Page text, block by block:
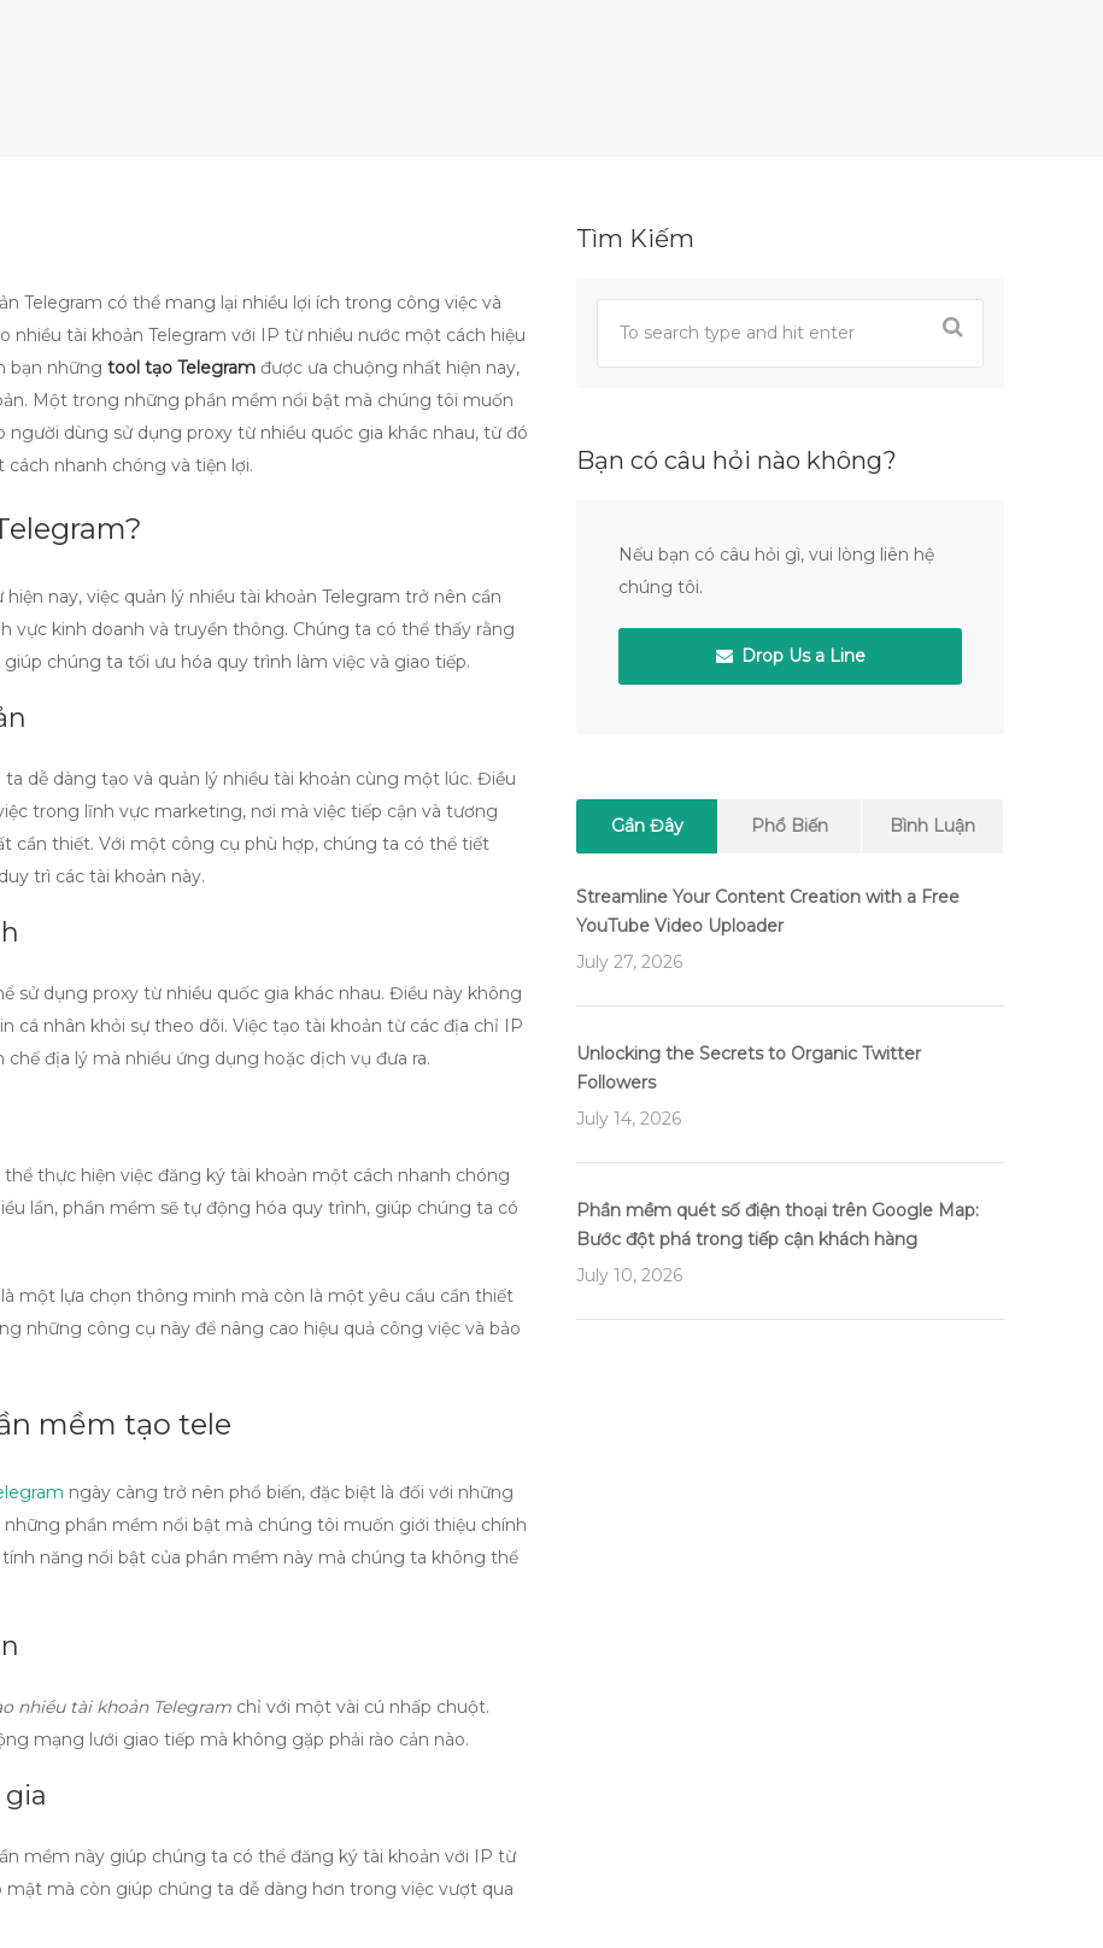
Telegram có thể mang lại nhiều lợi ích trong công việc và
nhiều tài khoản Telegram với IP từ nhiều nước một cách hiệu
bạn những tool tạo Telegram được ưa chuộng nhất hiện nay,
Một trong những phần mềm nổi bật mà chúng tôi muốn
người dùng sử dụng proxy từ nhiều quốc gia khác nhau, từ đó
nhanh chóng và tiện lợi.
nay, việc quản lý nhiều tài khoản Telegram trở nên cần
vực kinh doanh và truyền thông. Chúng ta có thể thấy rằng
chúng ta tối ưu hóa quy trình làm việc và giao tiếp.
dễ dàng tạo và quản lý nhiều tài khoản cùng một lúc. Điều
trong lĩnh vực marketing, nơi mà việc tiếp cận và tương
cần thiết. Với một công cụ phù hợp, chúng ta có thể tiết
trì các tài khoản này.
sử dụng proxy từ nhiều quốc gia khác nhau. Điều này không
cá nhân khỏi sự theo dõi. Việc tạo tài khoản từ các địa chỉ IP
địa lý mà nhiều ứng dụng hoặc dịch vụ đưa ra.
thể thực hiện việc đăng ký tài khoản một cách nhanh chóng
lần, phần mềm sẽ tự động hóa quy trình, giúp chúng ta có
một lựa chọn thông minh mà còn là một yêu cầu cần thiết
những công cụ này để nâng cao hiệu quả công việc và bảo
mềm tạo tele
ngày càng trở nên phổ biến, đặc biệt là đối với những
phần mềm nổi bật mà chúng tôi muốn giới thiệu chính
tính năng nổi bật của phần mềm này mà chúng ta không thể
nhiều tài khoản Telegram chỉ với một vài cú nhấp chuột.
mạng lưới giao tiếp mà không gặp phải rào cản nào.
mềm này giúp chúng ta có thể đăng ký tài khoản với IP từ
mà còn giúp chúng ta dễ dàng hơn trong việc vượt qua
Tìm Kiếm
Bạn có câu hỏi nào không?
Nếu bạn có câu hỏi gì, vui lòng liên hệ
chúng tôi.
Drop Us a Line
Gần Đây Phổ Biến Bình Luận
Streamline Your Content Creation with a Free
YouTube Video Uploader
July 27, 2026
Unlocking the Secrets to Organic Twitter
Followers
July 14, 2026
Phần mềm quét số điện thoại trên Google Map:
Bước đột phá trong tiếp cận khách hàng
July 10, 2026